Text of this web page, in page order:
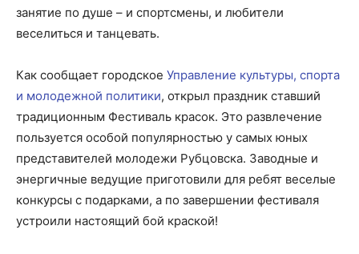
занятие по душе – и спортсмены, и любители
веселиться и танцевать.
Как сообщает городское Управление культуры, спорта
и молодежной политики, открыл праздник ставший
традиционным Фестиваль красок. Это развлечение
пользуется особой популярностью у самых юных
представителей молодежи Рубцовска. Заводные и
энергичные ведущие приготовили для ребят веселые
конкурсы с подарками, а по завершении фестиваля
устроили настоящий бой краской!